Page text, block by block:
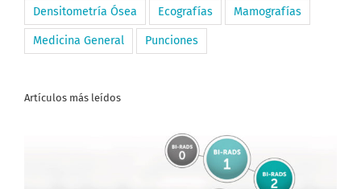
Densitometría Ósea Ecografías Mamografías
Medicina General Punciones
Artículos más leídos